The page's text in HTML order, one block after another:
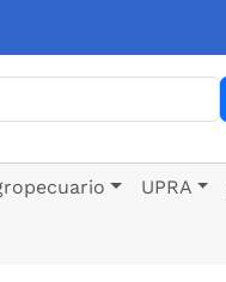
UPRA